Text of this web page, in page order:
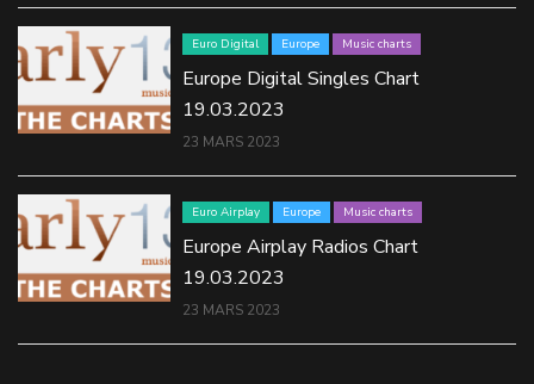
Euro Digital Europe Music charts
Europe Digital Singles Chart
19.03.2023
23 MARS 2023
Euro Airplay Europe Music charts
Europe Airplay Radios Chart
19.03.2023
23 MARS 2023